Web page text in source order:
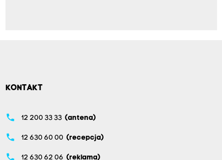
KONTAKT
phone 12 200 33 33 (antena)
phone 12 630 60 00 (recepcja)
phone 12 630 62 06 (reklama)